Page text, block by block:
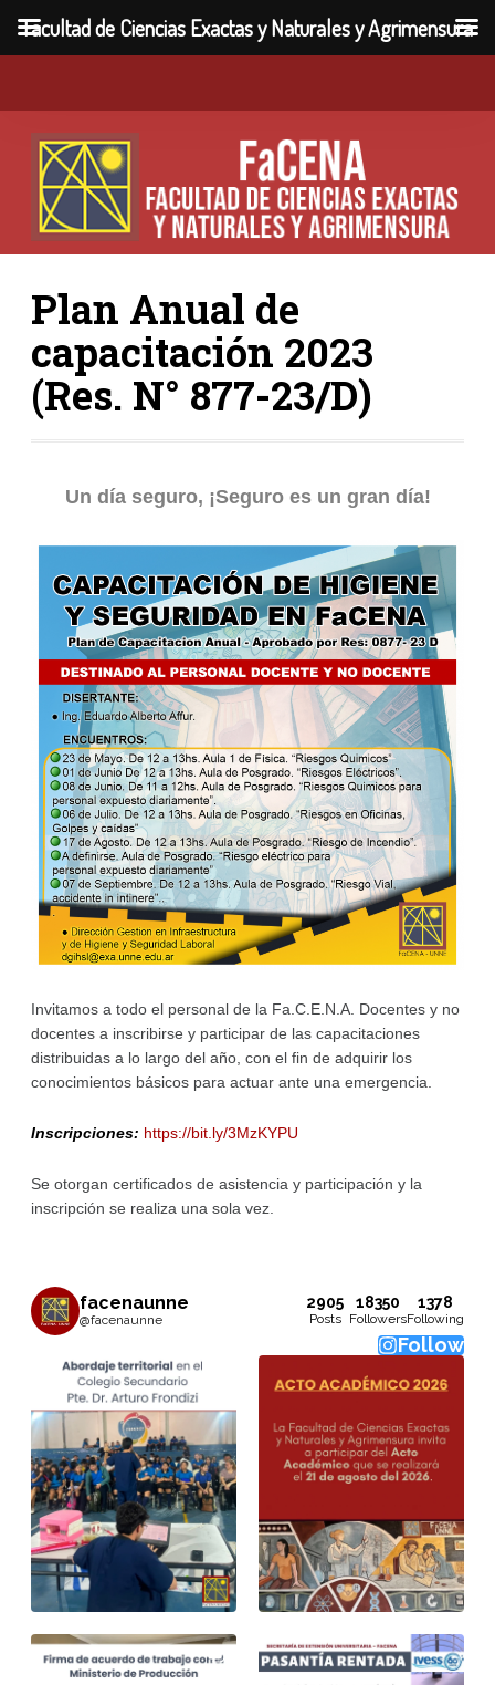
Plan Anual de
capacitación 2023
(Res. N° 877-23/D)
Un día seguro, ¡Seguro es un gran día!
Invitamos a todo el personal de la Fa.C.E.N.A. Docentes y no
docentes a inscribirse y participar de las capacitaciones
distribuidas a lo largo del año, con el fin de adquirir los
conocimientos básicos para actuar ante una emergencia.
Inscripciones: https://bit.ly/3MzKYPU
Se otorgan certificados de asistencia y participación y la
inscripción se realiza una sola vez.
facenaunne
@facenaunne
2905
Posts
18350
Followers
1378
Following
Follow
Facultad de Ciencias Exactas y Naturales y Agrimensura